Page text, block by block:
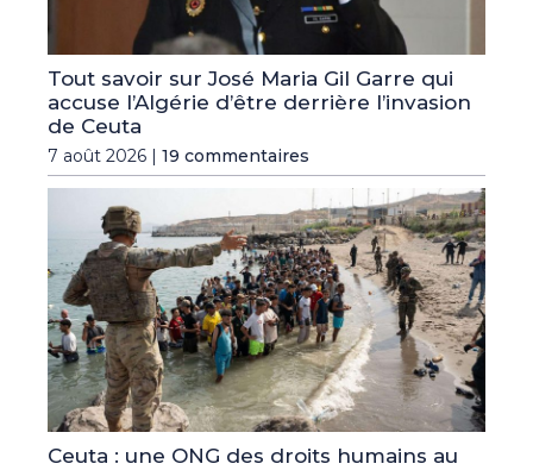
Tout savoir sur José Maria Gil Garre qui
accuse l’Algérie d’être derrière l’invasion
de Ceuta
7 août 2026 | 19 commentaires
Ceuta : une ONG des droits humains au